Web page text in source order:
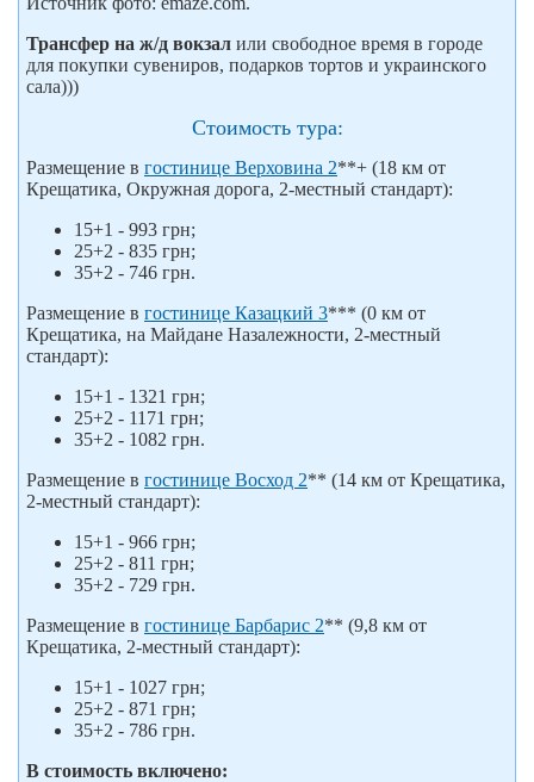
Трансфер на ж/д вокзал или свободное время в городе
для покупки сувениров, подарков тортов и украинского
сала)))
Стоимость тура:
Размещение в гостинице Верховина 2**+ (18 км от
Крещатика, Окружная дорога, 2-местный стандарт):
15+1 - 993 грн;
25+2 - 835 грн;
35+2 - 746 грн.
Размещение в гостинице Казацкий 3*** (0 км от
Крещатика, на Майдане Назалежности, 2-местный
стандарт):
15+1 - 1321 грн;
25+2 - 1171 грн;
35+2 - 1082 грн.
Размещение в гостинице Восход 2** (14 км от Крещатика,
2-местный стандарт):
15+1 - 966 грн;
25+2 - 811 грн;
35+2 - 729 грн.
Размещение в гостинице Барбарис 2** (9,8 км от
Крещатика, 2-местный стандарт):
15+1 - 1027 грн;
25+2 - 871 грн;
35+2 - 786 грн.
В стоимость включено: